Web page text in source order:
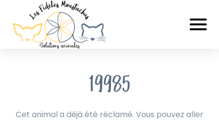
19985
Cet animal a déjà été réclamé. Vous pouvez aller